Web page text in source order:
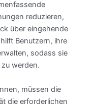
reduzieren,
über eingehende
Benutzern, ihre
sodass sie
werden.
müssen die
die erforderlichen